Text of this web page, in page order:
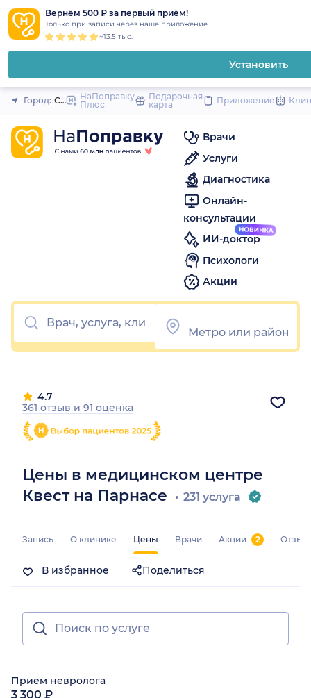
Вернём 500 ₽ за первый приём!
Только при записи через наше приложение
~13.5 тыс.
Установить
Закрыть
Город: Санкт-Петербург
НаПоправку
Плюс
Подарочная
карта
Приложение
Врачи
Услуги
Диагностика
Онлайн-
консультации
ИИ-доктор
Психологи
Акции
Цены в медицинском центре
Квест на Парнасе
231 услуга
4.7
361 отзыв и 91 оценка
Запись О клинике Цены Врачи Акции 2
В избранное Поделиться
Прием невролога
3 300 ₽